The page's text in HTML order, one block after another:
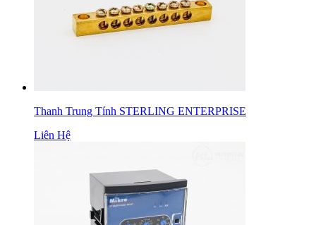
Thanh Trung Tính STERLING ENTERPRISE
Liên Hệ